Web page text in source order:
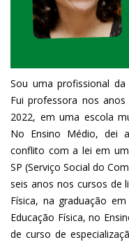
Sou uma profissional
Fui professora nos
2022, em uma escola
No Ensino Médio, dei
conflito com a lei em
SP (Serviço Social do
seis anos nos cursos de
Física, na graduação
Educação Física, no
de curso de